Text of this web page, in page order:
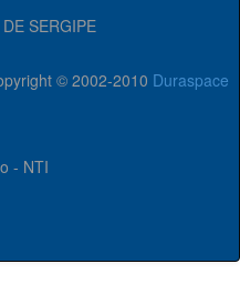
SERGIPE
© 2002-2010 Duraspace
- NTI